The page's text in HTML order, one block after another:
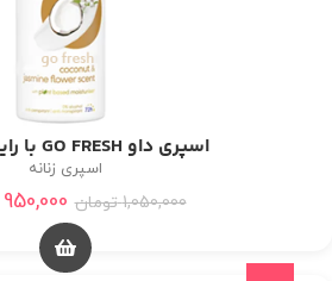
اسپری داو GO FRESH با رایحه نارگیل
اسپری زنانه
1,050,000 تومان 950,000